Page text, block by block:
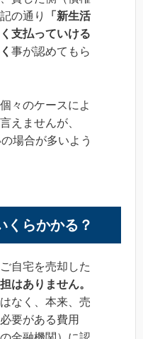
の通り
「新生活
支払っていける
事が認めてもら
々のケースによ
えませんが、
場合が多いよう
くらかかる？
自宅を売却した
はありません。
なく、本来、売
要がある費用